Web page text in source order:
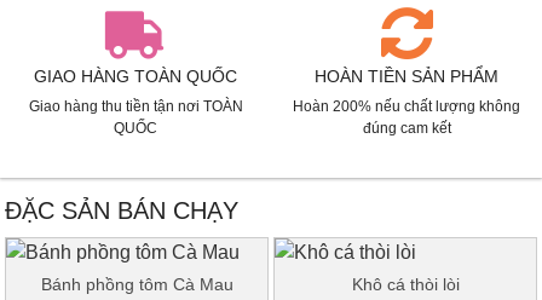
GIAO HÀNG TOÀN QUỐC
Giao hàng thu tiền tận nơi TOÀN
QUỐC
HOÀN TIỀN SẢN PHẨM
Hoàn 200% nếu chất lượng không
đúng cam kết
ĐẶC SẢN BÁN CHẠY
Bánh phồng tôm Cà Mau Khô cá thòi lòi